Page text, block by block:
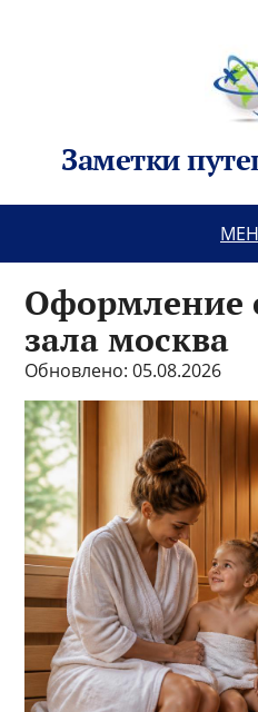
Заметки
Оформление
зала москва
Обновлено: 05.08.2026